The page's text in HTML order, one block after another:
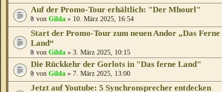
Auf der Promo-Tour erhältlich: "Der Mhourl"
von Gilda » 10. März 2025, 16:54
Start der Promo-Tour zum neuen Andor „Das Ferne
Land“
von Gilda » 3. März 2025, 10:15
Die Rückkehr der Gorlots in "Das ferne Land"
von Gilda » 7. März 2025, 13:00
Jetzt auf Youtube: 5 Synchronsprecher entdecken